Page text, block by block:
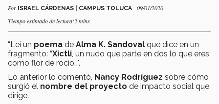
Por ISRAEL CÁRDENAS | CAMPUS TOLUCA - 09/01/2020
Tiempo estimado de lectura:2 mins
“Leí un poema de Alma K. Sandoval que dice en un
fragmento: “Xictli , un nudo que parte en dos lo que eres,
como flor de rocío…".
Lo anterior lo comentó, Nancy Rodríguez sobre cómo
surgió el nombre del proyecto de impacto social que
dirige.